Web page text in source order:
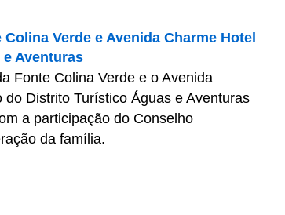
Verde e Avenida Charme Hotel
Aventuras
Fonte Colina Verde e o Avenida
Distrito Turístico Águas e Aventuras
a participação do Conselho
da família.